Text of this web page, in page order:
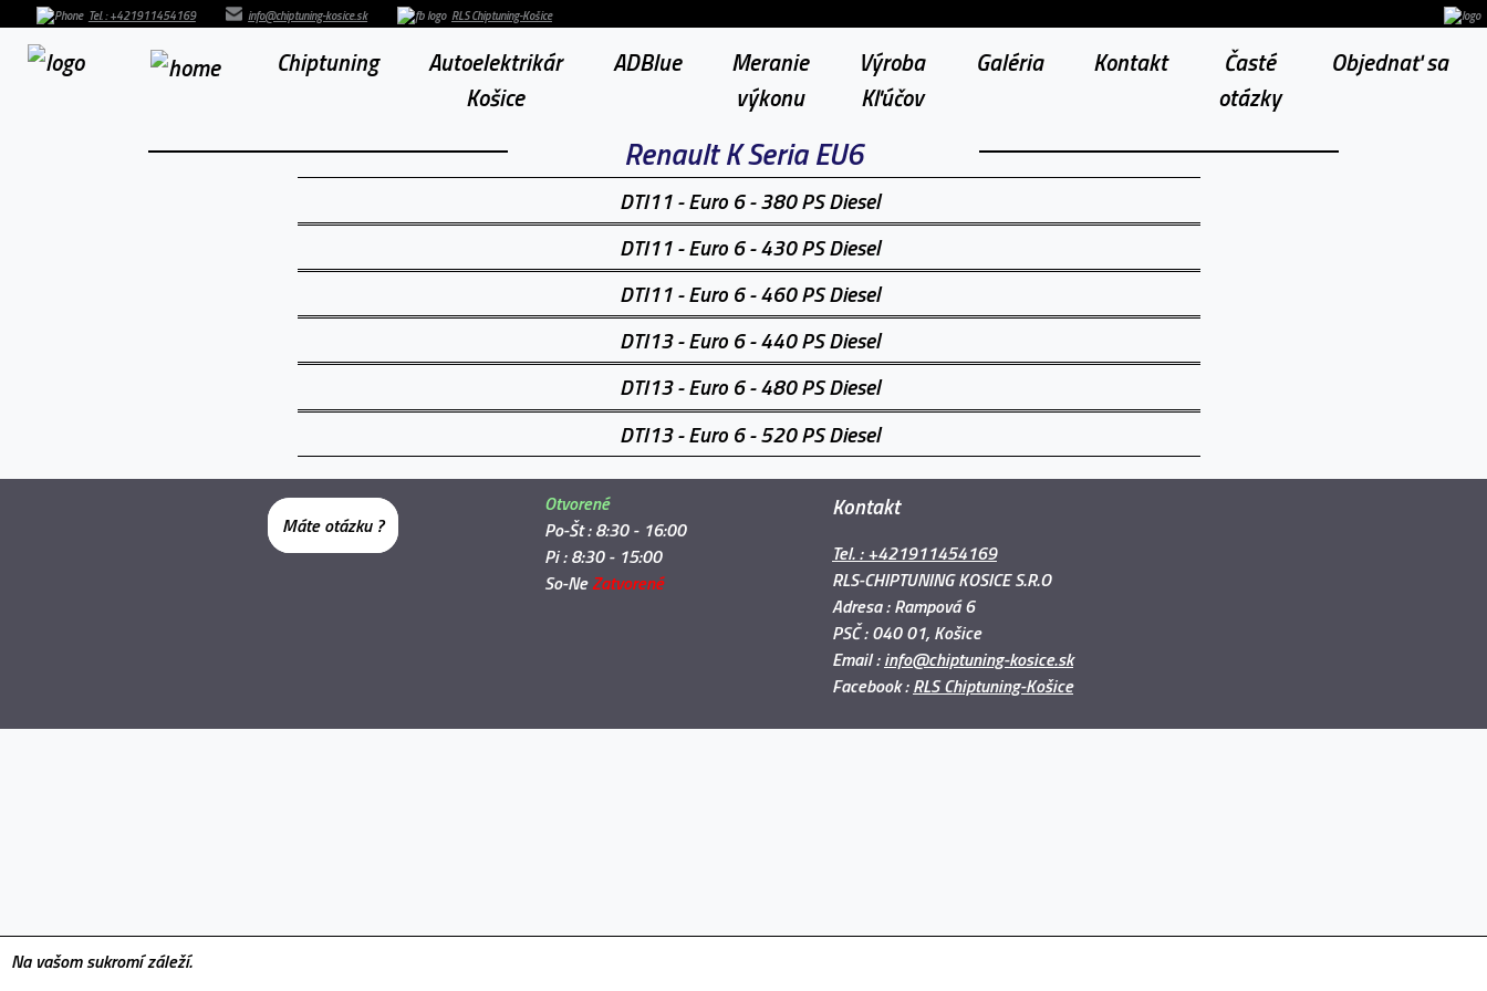
Tel. : +421911454169 info@chiptuning-kosice.sk RLS Chiptuning-Košice
Chiptuning
Autoelektrikár
Košice
ADBlue
Meranie
výkonu
Výroba
Kľúčov
Galéria Kontakt
Časté
otázky
Objednať sa
Renault K Seria EU6
DTI11 - Euro 6 - 380 PS Diesel
DTI11 - Euro 6 - 430 PS Diesel
DTI11 - Euro 6 - 460 PS Diesel
DTI13 - Euro 6 - 440 PS Diesel
DTI13 - Euro 6 - 480 PS Diesel
DTI13 - Euro 6 - 520 PS Diesel
Máte otázku ?
Otvorené
Po-Št : 8:30 - 16:00
Pi : 8:30 - 15:00
So-NeZatvorené
Kontakt
Tel. : +421911454169
RLS-CHIPTUNING KOSICE S.R.O
Adresa : Rampová 6
PSČ : 040 01, Košice
Email :info@chiptuning-kosice.sk
Facebook :RLS Chiptuning-Košice
Na vašom sukromí záleží.